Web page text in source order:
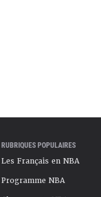
RUBRIQUES POPULAIRES
Les Français en NBA
Programme NBA